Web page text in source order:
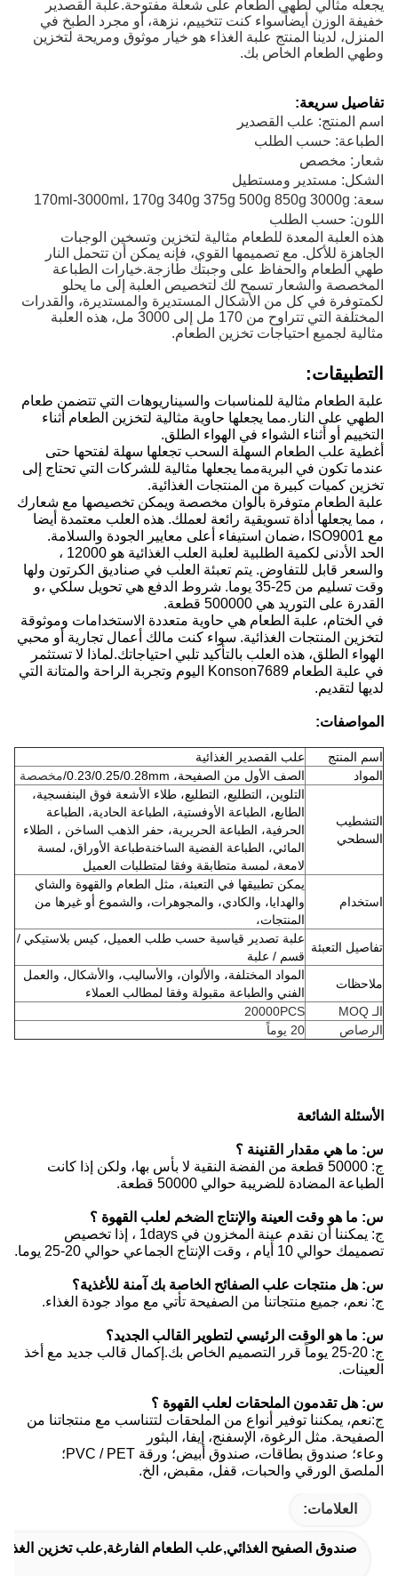
يجعله مثالي لطهي الطعام على شعلة مفتوحة.علبة القصدير
خفيفة الوزن أيضاًسواء كنت تتخييم، نزهة، أو مجرد الطبخ في
المنزل، لدينا المنتج علبة الغذاء هو خيار موثوق ومريحة لتخزين
وطهي الطعام الخاص بك.
تفاصيل سريعة:
اسم المنتج: علب القصدير
الطباعة: حسب الطلب
شعار: مخصص
الشكل: مستدير ومستطيل
سعة: 170ml-3000ml، 170g 340g 375g 500g 850g 3000g
اللون: حسب الطلب
هذه العلبة المعدة للطعام مثالية لتخزين وتسخين الوجبات
الجاهزة للأكل. مع تصميمها القوي، فإنه يمكن أن تتحمل النار
طهي الطعام والحفاظ على وجبتك طازجة.خيارات الطباعة
المخصصة والشعار تسمح لك لتخصيص العلبة إلى ما يحلو
لكمتوفرة في كل من الأشكال المستديرة والمستديرة، والقدرات
المختلفة التي تتراوح من 170 مل إلى 3000 مل، هذه العلبة
مثالية لجميع احتياجات تخزين الطعام.
التطبيقات:
علبة الطعام مثالية للمناسبات والسيناريوهات التي تتضمن طعام
الطهي على النار.مما يجعلها حاوية مثالية لتخزين الطعام أثناء
التخييم أو أثناء الشواء في الهواء الطلق.
أغطية علب الطعام السهلة السحب تجعلها سهلة لفتحها حتى
عندما تكون في البريةمما يجعلها مثالية للشركات التي تحتاج إلى
تخزين كميات كبيرة من المنتجات الغذائية.
علبة الطعام متوفرة بألوان مخصصة ويمكن تخصيصها مع شعارك
، مما يجعلها أداة تسويقية رائعة لعملك. هذه العلب معتمدة أيضا
مع ISO9001 ،ضمان استيفاء أعلى معايير الجودة والسلامة.
الحد الأدنى لكمية الطلبية لعلبة العلب الغذائية هو 12000 ،
والسعر قابل للتفاوض. يتم تعبئة العلب في صناديق الكرتون ولها
وقت تسليم من 25-35 يوما. شروط الدفع هي تحويل سلكي ،و
القدرة على التوريد هي 500000 قطعة.
في الختام، علبة الطعام هي حاوية متعددة الاستخدامات وموثوقة
لتخزين المنتجات الغذائية. سواء كنت مالك أعمال تجارية أو محبي
الهواء الطلق، هذه العلب بالتأكيد تلبي احتياجاتك.لماذا لا تستثمر
في علبة الطعام Konson7689 اليوم وتجربة الراحة والمتانة التي
لديها لتقديم.
المواصفات:
اسم المنتج
علب القصدير الغذائية
المواد
الصف الأول من الصفيحة، 0.23/0.25/0.28mm/ مخصصة
التشطيب
السطحي
التلوين، التطليع، التطليع، طلاء الأشعة فوق البنفسجية،
الطابع، الطباعة الأوفستية، الطباعة الحادية، الطباعة
الحرفية، الطباعة الحريرية، حفر الذهب الساخن ، الطلاء
المائي، الطباعة الفضية الساخنةطباعة الأوراق، لمسة
لامعة، لمسة متطابقة وفقا لمتطلبات العميل
استخدام
يمكن تطبيقها في التعبئة، مثل الطعام والقهوة والشاي
والهدايا، والكادي، والمجوهرات، والشموع أو غيرها من
المنتجات،
تفاصيل التعبئة
علبة تصدير قياسية حسب طلب العميل، كيس بلاستيكي /
قسم / علبة
ملاحظات
المواد المختلفة، والألوان، والأساليب، والأشكال، والعمل
الفني والطباعة مقبولة وفقا لمطالب العملاء
الـ MOQ
20000PCS
الرصاص
20 يوماً
الأسئلة الشائعة
س: ما هي مقدار القنينة ؟
ج: 50000 قطعة من الفضة النقية لا بأس بها، ولكن إذا كانت
الطباعة المضادة للضريبة حوالي 50000 قطعة.
س: ما هو وقت العينة والإنتاج الضخم لعلب القهوة ؟
ج: يمكننا أن نقدم عينة المخزون في 1days ، إذا تخصيص
تصميمك حوالي 10 أيام ، وقت الإنتاج الجماعي حوالي 20-25 يوما.
س: هل منتجات علب الصفائح الخاصة بك آمنة للأغذية؟
ج: نعم، جميع منتجاتنا من الصفيحة تأتي مع مواد جودة الغذاء.
س: ما هو الوقت الرئيسي لتطوير القالب الجديد؟
ج: 20-25 يوماً قرر التصميم الخاص بك.إكمال قالب جديد مع أخذ
العينات.
س: هل تقدمون الملحقات لعلب القهوة ؟
ج:نعم، يمكننا توفير أنواع من الملحقات لتتناسب مع منتجاتنا من
الصفيحة. مثل الرغوة، الإسفنج، إيفا، البثور
وعاء؛ صندوق بطاقات، صندوق أبيض؛ ورقة PVC / PET؛
الملصق الورقي والحبات، قفل، مقبض، الخ.
العلامات:
صندوق الصفيح الغذائي,علب الطعام الفارغة,علب تخزين الغذاء